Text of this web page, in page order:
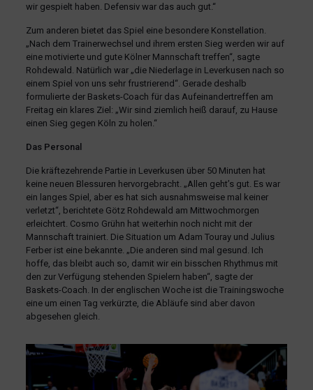
wir gespielt haben. Defensiv war das auch gut.“
Zum anderen bietet das Spiel eine besondere Konstellation.
„Nach dem Trainerwechsel und ihrem ersten Sieg werden wir auf
eine motivierte und gute Kölner Mannschaft treffen“, sagte
Rohdewald. Natürlich war „die Niederlage in Leverkusen nach so
einem Spiel von uns sehr frustrierend“. Gerade deshalb
formulierte der Baskets-Coach für das Aufeinandertreffen am
Freitag ein klares Ziel: „Wir sind ziemlich heiß darauf, zu Hause
einen Sieg gegen Köln zu holen.“
Das Personal
Die kräftezehrende Partie in Leverkusen über 50 Minuten hat
keine neuen Blessuren hervorgebracht. „Allen geht’s gut. Es war
ein langes Spiel, aber es hat sich ausnahmsweise mal keiner
verletzt“, berichtete Götz Rohdewald am Mittwochmorgen
erleichtert. Cosmo Grühn hat weiterhin noch nicht mit der
Mannschaft trainiert. Die Situation um Adam Touray und Julius
Ferber ist eine bekannte. „Die anderen sind mal gesund. Ich
hoffe, das bleibt auch so, damit wir ein bisschen Rhythmus mit
den zur Verfügung stehenden Spielern haben“, sagte der
Baskets-Coach. In der englischen Woche ist die Trainingswoche
eine um einen Tag verkürzte, die Abläufe sind aber davon
abgesehen gleich.